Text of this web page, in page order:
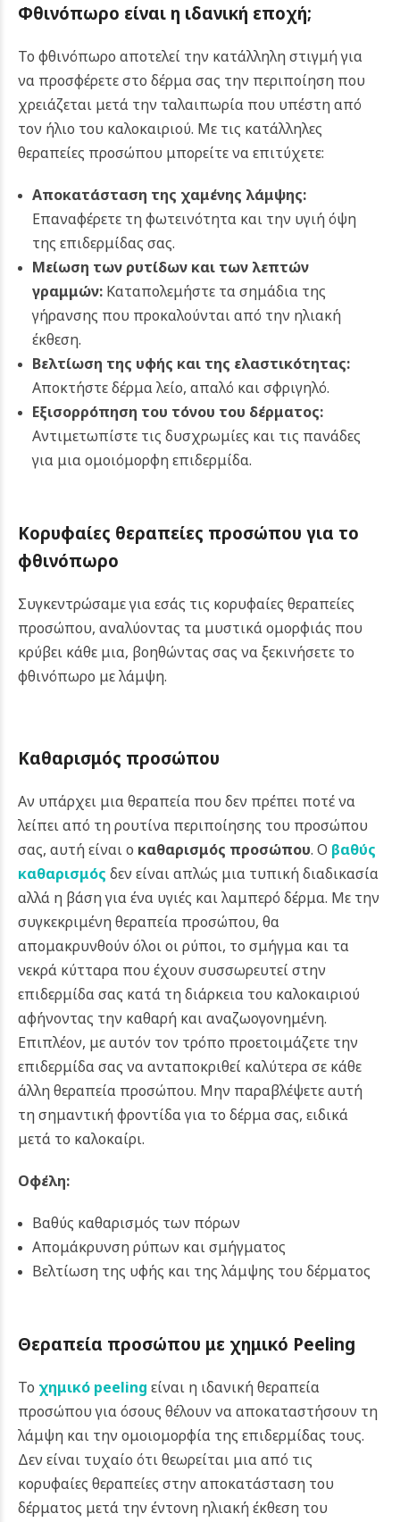
Φθινόπωρο είναι η ιδανική εποχή;
Το φθινόπωρο αποτελεί την κατάλληλη στιγμή για
να προσφέρετε στο δέρμα σας την περιποίηση που
χρειάζεται μετά την ταλαιπωρία που υπέστη από
τον ήλιο του καλοκαιριού. Με τις κατάλληλες
θεραπείες προσώπου μπορείτε να επιτύχετε:
Αποκατάσταση της χαμένης λάμψης:
Επαναφέρετε τη φωτεινότητα και την υγιή όψη
της επιδερμίδας σας.
Μείωση των ρυτίδων και των λεπτών
γραμμών:Καταπολεμήστε τα σημάδια της
γήρανσης που προκαλούνται από την ηλιακή
έκθεση.
Βελτίωση της υφής και της ελαστικότητας:
Αποκτήστε δέρμα λείο, απαλό και σφριγηλό.
Εξισορρόπηση του τόνου του δέρματος:
Αντιμετωπίστε τις δυσχρωμίες και τις πανάδες
για μια ομοιόμορφη επιδερμίδα.
Κορυφαίες θεραπείες προσώπου για το
φθινόπωρο
Συγκεντρώσαμε για εσάς τις κορυφαίες θεραπείες
προσώπου, αναλύοντας τα μυστικά ομορφιάς που
κρύβει κάθε μια, βοηθώντας σας να ξεκινήσετε το
φθινόπωρο με λάμψη.
Καθαρισμός προσώπου
Αν υπάρχει μια θεραπεία που δεν πρέπει ποτέ να
λείπει από τη ρουτίνα περιποίησης του προσώπου
σας, αυτή είναι ο καθαρισμός προσώπου. Ο βαθύς
καθαρισμός δεν είναι απλώς μια τυπική διαδικασία
αλλά η βάση για ένα υγιές και λαμπερό δέρμα. Με την
συγκεκριμένη θεραπεία προσώπου, θα
απομακρυνθούν όλοι οι ρύποι, το σμήγμα και τα
νεκρά κύτταρα που έχουν συσσωρευτεί στην
επιδερμίδα σας κατά τη διάρκεια του καλοκαιριού
αφήνοντας την καθαρή και αναζωογονημένη.
Επιπλέον, με αυτόν τον τρόπο προετοιμάζετε την
επιδερμίδα σας να ανταποκριθεί καλύτερα σε κάθε
άλλη θεραπεία προσώπου. Μην παραβλέψετε αυτή
τη σημαντική φροντίδα για το δέρμα σας, ειδικά
μετά το καλοκαίρι.
Οφέλη:
Βαθύς καθαρισμός των πόρων
Απομάκρυνση ρύπων και σμήγματος
Βελτίωση της υφής και της λάμψης του δέρματος
Θεραπεία προσώπου με χημικό Peeling
Το χημικό peeling είναι η ιδανική θεραπεία
προσώπου για όσους θέλουν να αποκαταστήσουν τη
λάμψη και την ομοιομορφία της επιδερμίδας τους.
Δεν είναι τυχαίο ότι θεωρείται μια από τις
κορυφαίες θεραπείες στην αποκατάσταση του
δέρματος μετά την έντονη ηλιακή έκθεση του